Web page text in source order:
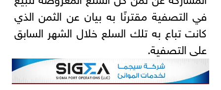
في التصفية مقترنًا به بيان عن الثمن الذي
كانت تباع به تلك السلع خلال الشهر السابق
على التصفية.